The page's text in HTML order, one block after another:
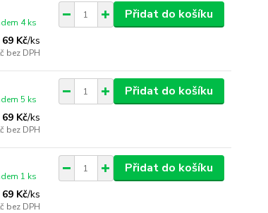
69 Kč/ks
bez DPH
4 ks
Přidat do košíku
69 Kč/ks
bez DPH
5 ks
Přidat do košíku
69 Kč/ks
bez DPH
1 ks
Přidat do košíku